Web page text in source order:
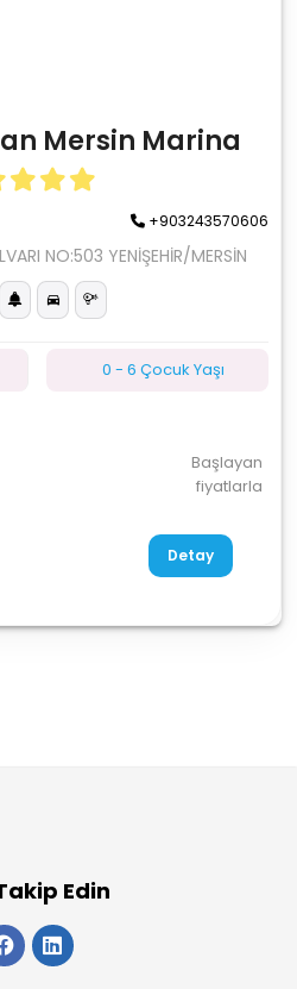
Mersin Marina
+903243570606
NO:503 YENİŞEHİR/MERSİN
0 - 6 Çocuk Yaşı
Başlayan
fiyatlarla
Detay
Edin